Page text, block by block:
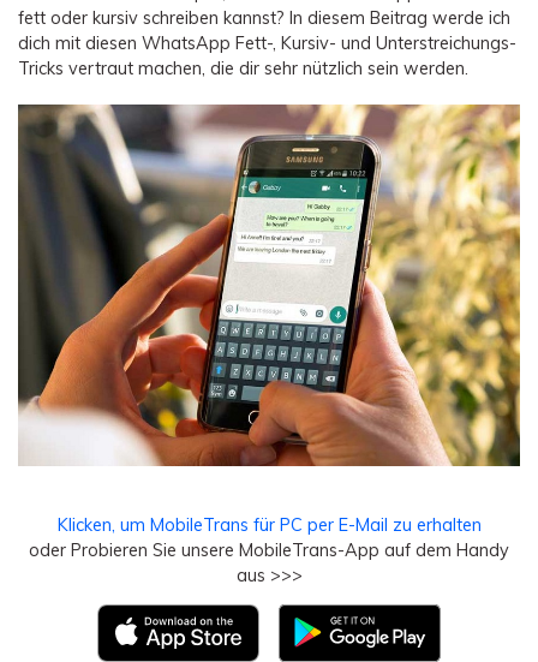
fett oder kursiv schreiben kannst? In diesem Beitrag werde ich
dich mit diesen WhatsApp Fett-, Kursiv- und Unterstreichungs-
Tricks vertraut machen, die dir sehr nützlich sein werden.
Klicken, um MobileTrans für PC per E-Mail zu erhalten
oder Probieren Sie unsere MobileTrans-App auf dem Handy
aus >>>